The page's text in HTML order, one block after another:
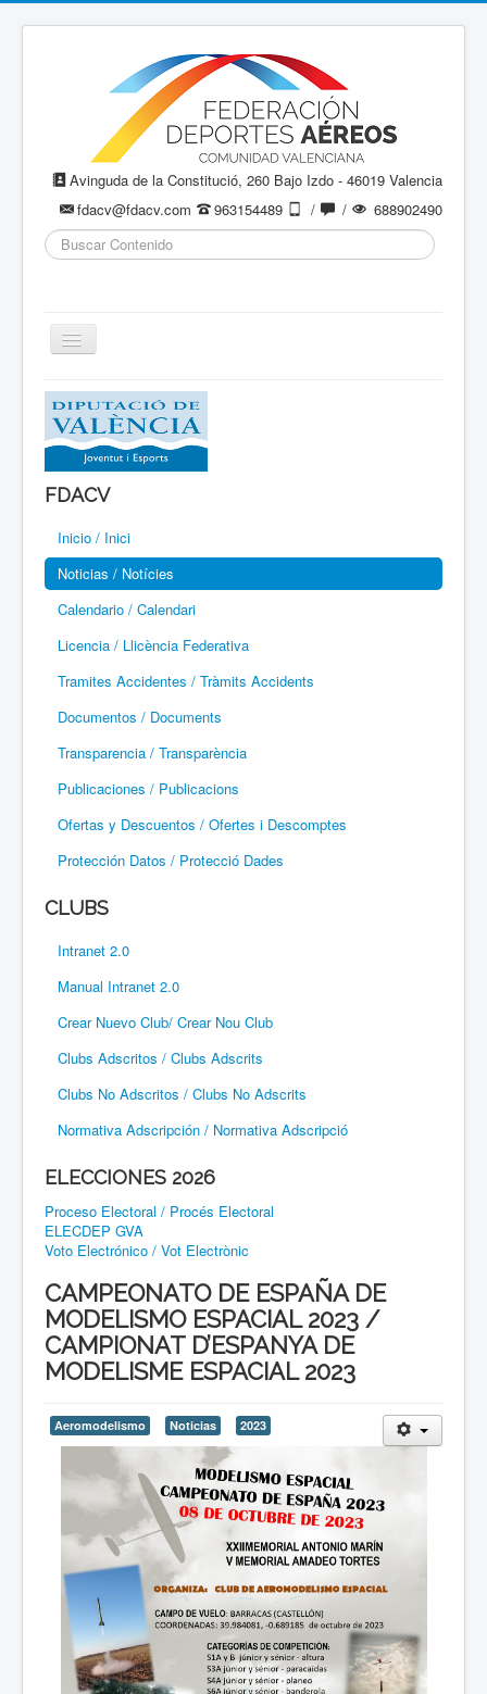
Avinguda de la Constitució, 260 Bajo Izdo - 46019 Valencia
fdacv@fdacv.com
963154489 / /
688902490
Buscar...
Cambiar
navegación
Aeromodelismo / Aeromodelisme
Ala Delta
Paracaidismo / Paracaigudisme
Parapente / Parapent
Ultraligeros / Ultralleugers
Vuelo Con Motor / Vol Amb Motor
FDACV
Inicio / Inici
Noticias / Notícies
Calendario / Calendari
Licencia / Llicència Federativa
Tramites Accidentes / Tràmits Accidents
Documentos / Documents
Transparencia / Transparència
Publicaciones / Publicacions
Ofertas y Descuentos / Ofertes i Descomptes
Protección Datos / Protecció Dades
CLUBS
Intranet 2.0
Manual Intranet 2.0
Crear Nuevo Club/ Crear Nou Club
Clubs Adscritos / Clubs Adscrits
Clubs No Adscritos / Clubs No Adscrits
Normativa Adscripción / Normativa Adscripció
ELECCIONES 2026
Proceso Electoral / Procés Electoral
ELECDEP GVA
Voto Electrónico / Vot Electrònic
CAMPEONATO DE ESPAÑA DE
MODELISMO ESPACIAL 2023 /
CAMPIONAT D’ESPANYA DE
MODELISME ESPACIAL 2023
Aeromodelismo Noticias 2023